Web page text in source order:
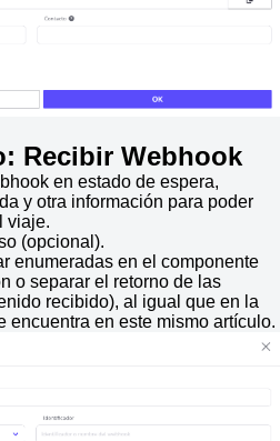
Recibir Webhook
en estado de espera,
y otra información para poder
viaje.
(opcional).
enumeradas en el componente
o separar el retorno de las
recibido), al igual que en la
encuentra en este mismo artículo.